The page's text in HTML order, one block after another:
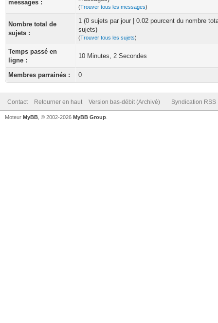
messages :
(Trouver tous les messages)
Nombre total de
sujets :
1 (0 sujets par jour | 0.02 pourcent du nombre
sujets)
(Trouver tous les sujets)
Temps passé en
ligne :
10 Minutes, 2 Secondes
Membres parrainés : 0
Contact Retourner en haut Version bas-débit (Archivé) Syndication RSS
Moteur MyBB , © 2002-2026 MyBB Group